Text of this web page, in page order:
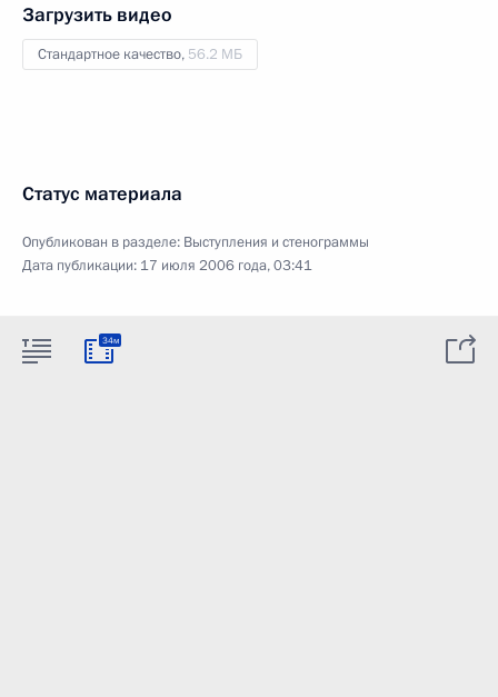
Загрузить видео
Стандартное качество, 56.2 МБ
Статус материала
Опубликован в разделе: Выступления и стенограммы
Дата публикации: 17 июля 2006 года, 03:41
34м